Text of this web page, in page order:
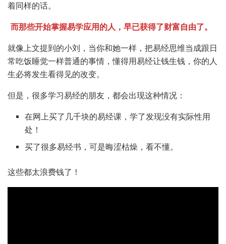
着同样的话。
而那些开始掌握易学应用的人，早已获得了财富自由了。
就像上文提到的小刘，当你和她一样，把易经思维当成跟日
常吃饭睡觉一样普通的事情，懂得用易经让钱生钱，你的人
生必将发生看得见的改变。
但是，很多学习易经的朋友，都会出现这种情况：
在网上买了几千块的易经课，学了发现没有实际性用
处！
买了很多易经书，可是晦涩枯燥，看不懂。
这些都太浪费钱了！